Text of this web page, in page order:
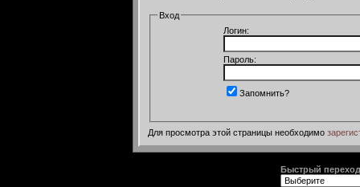
Вход
Логин:
Пароль:
Запомнить?
Для просмотра этой страницы необходимо
Быстрый переход